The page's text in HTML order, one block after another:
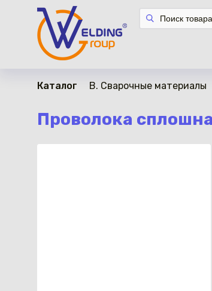
Каталог B. Сварочные материалы
Проволока